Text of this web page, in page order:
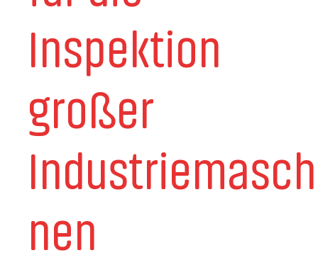
Inspektion
großer
nen